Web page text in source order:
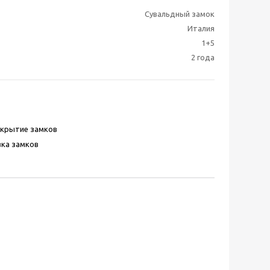
Сувальдный замок
Италия
1+5
2 года
замков
замков